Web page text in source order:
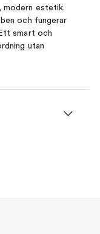
modern estetik.
och fungerar
smart och
utan